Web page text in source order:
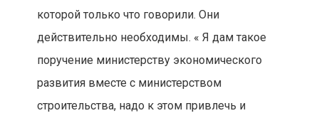
которой только что говорили. Они
действительно необходимы. « Я дам такое
поручение министерству экономического
развития вместе с министерством
строительства, надо к этом привлечь и